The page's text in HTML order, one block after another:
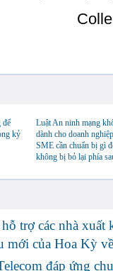
để
kỷ
Luật An ninh mạng
dành cho doanh
SME cần chuẩn bị gì
không bị bỏ lại phía
trợ các nhà xuất
mới của Hoa Kỳ
đáp ứng